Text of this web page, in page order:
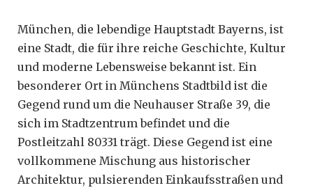
München, die lebendige Hauptstadt Bayerns, ist
eine Stadt, die für ihre reiche Geschichte, Kultur
und moderne Lebensweise bekannt ist. Ein
besonderer Ort in Münchens Stadtbild ist die
Gegend rund um die Neuhauser Straße 39, die
sich im Stadtzentrum befindet und die
Postleitzahl 80331 trägt. Diese Gegend ist eine
vollkommene Mischung aus historischer
Architektur, pulsierenden Einkaufsstraßen und